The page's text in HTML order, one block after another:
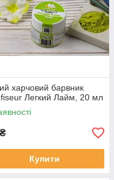
харчовий барвник
Легкий Лайм, 20 мл
₴
Купити